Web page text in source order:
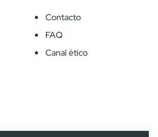
Contacto
FAQ
Canal ético